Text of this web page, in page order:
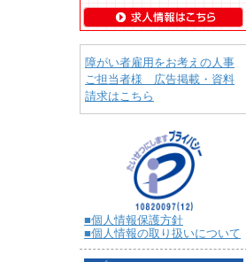
障がい者雇用をお考えの人事
ご担当者様 広告掲載・資料
請求はこちら
■個人情報保護方針
■個人情報の取り扱いについて